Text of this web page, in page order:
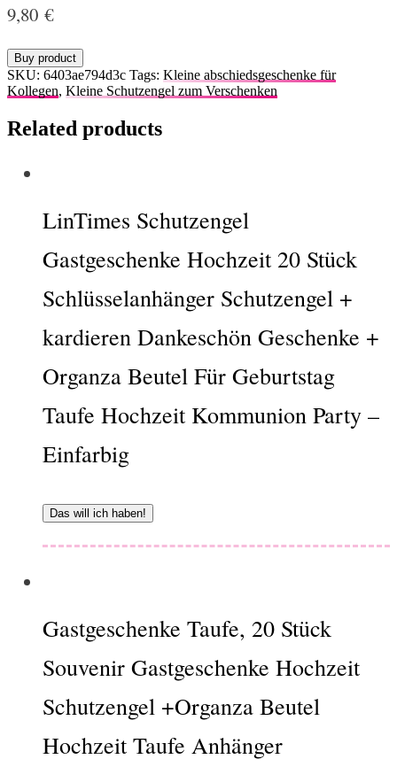
9,80 €
Buy product
SKU: 6403ae794d3c Tags: Kleine abschiedsgeschenke für
Kollegen, Kleine Schutzengel zum Verschenken
Related products
LinTimes Schutzengel
Gastgeschenke Hochzeit 20 Stück
Schlüsselanhänger Schutzengel +
kardieren Dankeschön Geschenke +
Organza Beutel Für Geburtstag
Taufe Hochzeit Kommunion Party –
Einfarbig
Das will ich haben!
Gastgeschenke Taufe, 20 Stück
Souvenir Gastgeschenke Hochzeit
Schutzengel +Organza Beutel
Hochzeit Taufe Anhänger